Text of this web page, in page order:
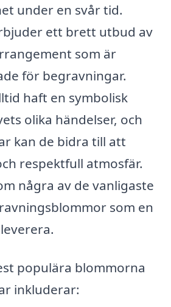
under en svår tid.
ett brett utbud av
som är
för begravningar.
haft en symbolisk
olika händelser, och
kan de bidra till att
respektfull atmosfär.
några av de vanligaste
som en
populära blommorna
inkluderar: